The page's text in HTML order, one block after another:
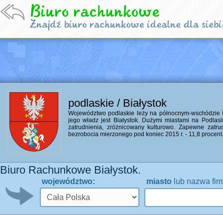
podlaskie / Białystok
Województwo podlaskie leży na północnym-
jego władz jest Białystok. Dużymi miastami na
zatrudnienia, zróżnicowany kulturowo. Zapewne
bezrobocia mierzonego pod koniec 2015 r. - 11,8
Biuro Rachunkowe Białystok.
województwo: miasto lub nazwa